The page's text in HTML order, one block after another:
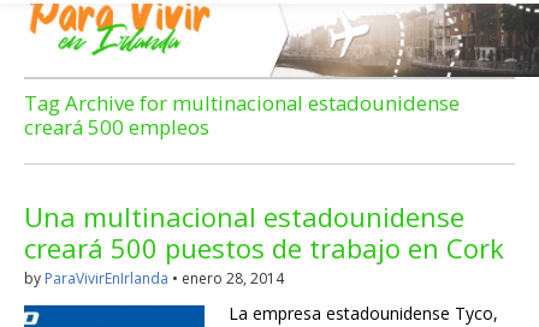
Irlanda – Trabajo
en Irlanda –
Alojamiento en
Irlanda
Blog dedicado a los que viven, estudian y trabajan en
Irlanda!
Tag Archive for multinacional estadounidense
creará 500 empleos
Una multinacional estadounidense
creará 500 puestos de trabajo en Cork
by ParaVivirEnIrlanda • enero 28, 2014
La empresa estadounidense Tyco,